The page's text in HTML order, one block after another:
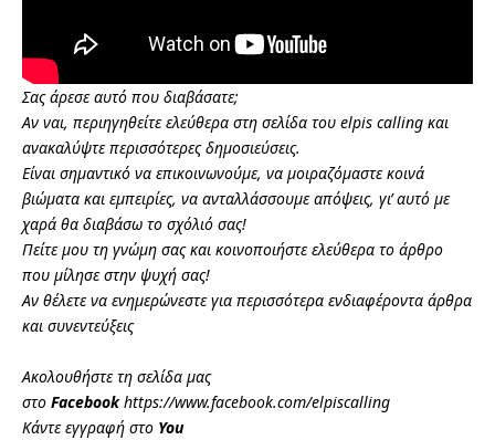
Σας άρεσε αυτό που διαβάσατε;
Αν ναι, περιηγηθείτε ελεύθερα στη σελίδα του elpis calling και
ανακαλύψτε περισσότερες δημοσιεύσεις.
Είναι σημαντικό να επικοινωνούμε, να μοιραζόμαστε κοινά
βιώματα και εμπειρίες, να ανταλλάσσουμε απόψεις, γι’ αυτό με
χαρά θα διαβάσω το σχόλιό σας!
Πείτε μου τη γνώμη σας και κοινοποιήστε ελεύθερα το άρθρο
που μίλησε στην ψυχή σας!
Αν θέλετε να ενημερώνεστε για περισσότερα ενδιαφέροντα άρθρα
και συνεντεύξεις
Ακολουθήστε τη σελίδα μας
στο Facebookhttps://www.facebook.com/elpiscalling
Κάντε εγγραφή στο You